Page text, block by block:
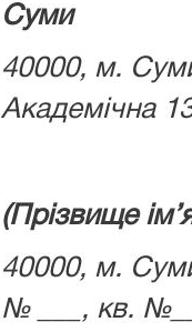
Суми
40000, м.
Академічна
(Прізвище
40000, м.
№ ___, кв.